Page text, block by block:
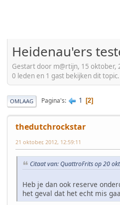
Heidenau'ers
Gestart door m@rtijn, 15 oktober,
0 leden en 1 gast bekijken dit topic.
OMLAAG Pagina's 1 2
thedutchrockstar
21 oktober, 2012, 12:59:11
Citaat van: QuattroFrits op 20
Heb je dan ook reserve
het geval dat het echt mis